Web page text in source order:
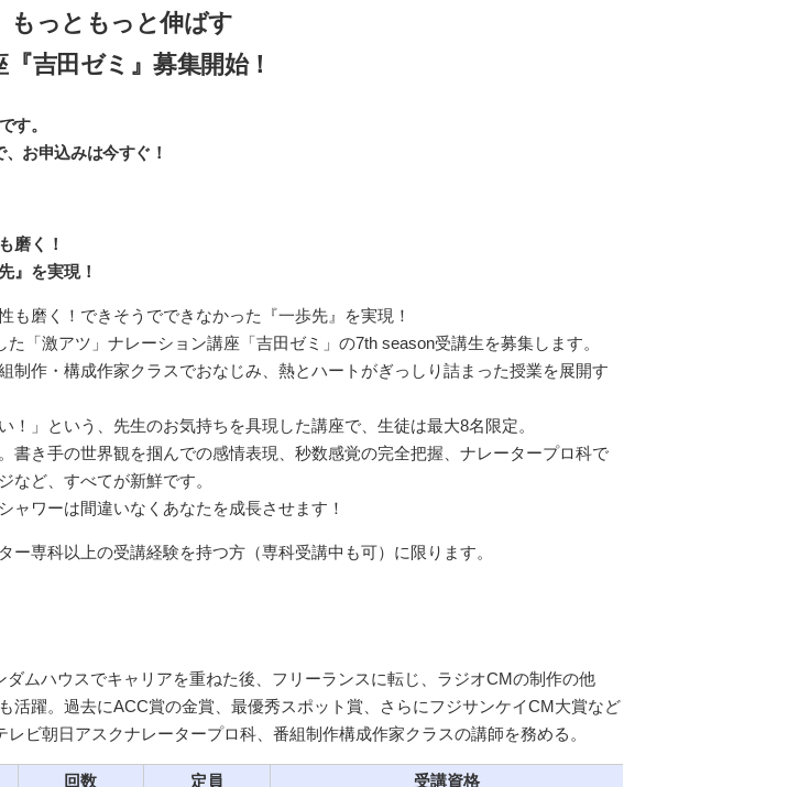
もっともっと伸ばす
吉田ゼミ』募集開始！
す。
お申込みは今すぐ！
磨く！
』を実現！
も磨く！できそうでできなかった『一歩先』を実現！
「激アツ」ナレーション講座「吉田ゼミ」の7th season受講生を募集します。
制作・構成作家クラスでおなじみ、熱とハートがぎっしり詰まった授業を展開す
！」という、先生のお気持ちを具現した講座で、生徒は最大8名限定。
書き手の世界観を掴んでの感情表現、秒数感覚の完全把握、ナレータープロ科で
など、すべてが新鮮です。
ャワーは間違いなくあなたを成長させます！
専科以上の受講経験を持つ方（専科受講中も可）に限ります。
ムハウスでキャリアを重ねた後、フリーランスに転じ、ラジオCMの制作の他
活躍。過去にACC賞の金賞、最優秀スポット賞、さらにフジサンケイCM大賞など
ビ朝日アスクナレータープロ科、番組制作構成作家クラスの講師を務める。
回数 定員 受講資格